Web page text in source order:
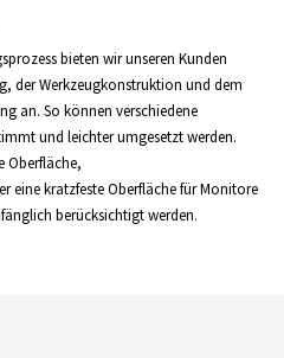
bieten wir unseren Kunden
der Werkzeugkonstruktion und dem
an. So können verschiedene
und leichter umgesetzt werden.
Oberfläche,
eine kratzfeste Oberfläche für Monitore
berücksichtigt werden.